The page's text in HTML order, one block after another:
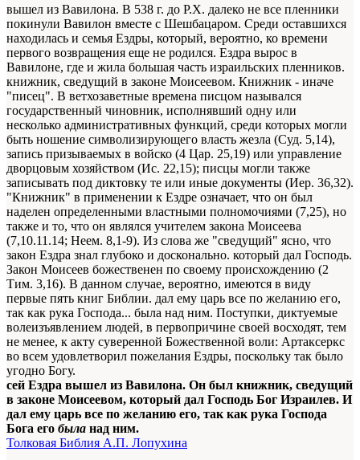
вышел из Вавилона. В 538 г. до Р.Х. далеко не все пленники
покинули Вавилон вместе с Шешбацаром. Среди оставшихся
находилась и семья Ездры, который, вероятно, ко времени
первого возвращения еще не родился. Ездра вырос в
Вавилоне, где и жила большая часть израильских пленников.
книжник, сведущий в законе Моисеевом. Книжник - иначе
"писец". В ветхозаветные времена писцом назывался
государственный чиновник, исполнявший одну или
несколько административных функций, среди которых могли
быть ношение символизирующего власть жезла (Суд. 5,14),
запись призываемых в войско (4 Цар. 25,19) или управление
дворцовым хозяйством (Ис. 22,15); писцы могли также
записывать под диктовку те или иные документы (Иер. 36,32).
"Книжник" в применении к Ездре означает, что он был
наделен определенными властными полномочиями (7,25), но
также и то, что он являлся учителем закона Моисеева
(7,10.11.14; Неем. 8,1-9). Из слова же "сведущий" ясно, что
закон Ездра знал глубоко и досконально. который дал Господь.
Закон Моисеев божественен по своему происхождению (2
Тим. 3,16). В данном случае, вероятно, имеются в виду
первые пять книг Библии. дал ему царь все по желанию его,
так как рука Господа... была над ним. Поступки, диктуемые
волеизъявлением людей, в первопричине своей восходят, тем
не менее, к акту суверенной Божественной воли: Артаксеркс
во всем удовлетворил пожелания Ездры, поскольку так было
угодно Богу.
сей Ездра вышел из Вавилона. Он был книжник, сведущий
в законе Моисеевом, который дал Господь Бог Израилев. И
дал ему царь все по желанию его, так как рука Господа
Бога его была над ним.
Толковая Библия А.П. Лопухина